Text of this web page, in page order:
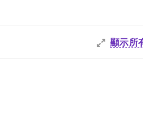
顯示所